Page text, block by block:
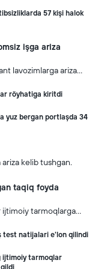
57 kişi halok
işga ariza
lavozimlarga ariza
röyhatiga kiritdi
yuz bergan portlaşda 34
kelib tushgan.
taqiq foyda
ijtimoiy tarmoqlarga
test natijalari e'lon qilindi
ijtimoiy tarmoqlar